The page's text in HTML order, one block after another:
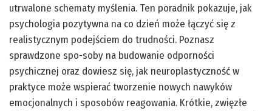
utrwalone schematy myślenia. Ten poradnik pokazuje, jak
psychologia pozytywna na co dzień może łączyć się z
realistycznym podejściem do trudności. Poznasz
sprawdzone spo-soby na budowanie odporności
psychicznej oraz dowiesz się, jak neuroplastyczność w
praktyce może wspierać tworzenie nowych nawyków
emocjonalnych i sposobów reagowania. Krótkie, zwięzłe